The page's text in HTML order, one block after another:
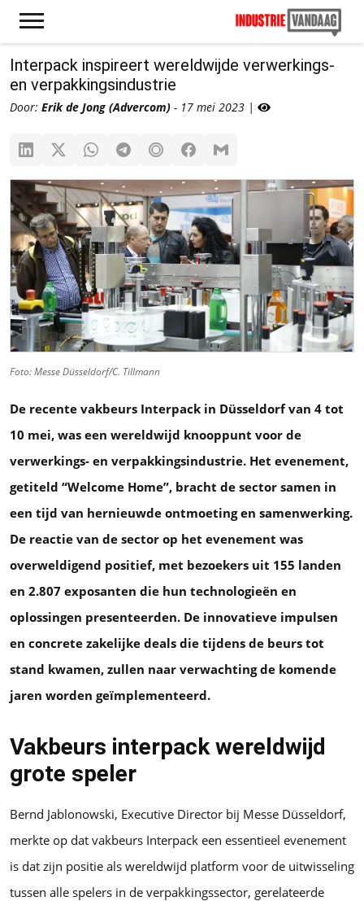
Interpack inspireert wereldwijde verwerkings-
en verpakkingsindustrie
Door: Erik de Jong (Advercom) - 17 mei 2023 |
Foto: Messe Düsseldorf/C. Tillmann
De recente vakbeurs Interpack in Düsseldorf van 4 tot
10 mei, was een wereldwijd knooppunt voor de
verwerkings- en verpakkingsindustrie. Het evenement,
getiteld “Welcome Home”, bracht de sector samen in
een tijd van hernieuwde ontmoeting en samenwerking.
De reactie van de sector op het evenement was
overweldigend positief, met bezoekers uit 155 landen
en 2.807 exposanten die hun technologieën en
oplossingen presenteerden. De innovatieve impulsen
en concrete zakelijke deals die tijdens de beurs tot
stand kwamen, zullen naar verwachting de komende
jaren worden geïmplementeerd.
Vakbeurs interpack wereldwijd
grote speler
Bernd Jablonowski, Executive Director bij Messe Düsseldorf,
merkte op dat vakbeurs Interpack een essentieel evenement
is dat zijn positie als wereldwijd platform voor de uitwisseling
tussen alle spelers in de verpakkingssector, gerelateerde